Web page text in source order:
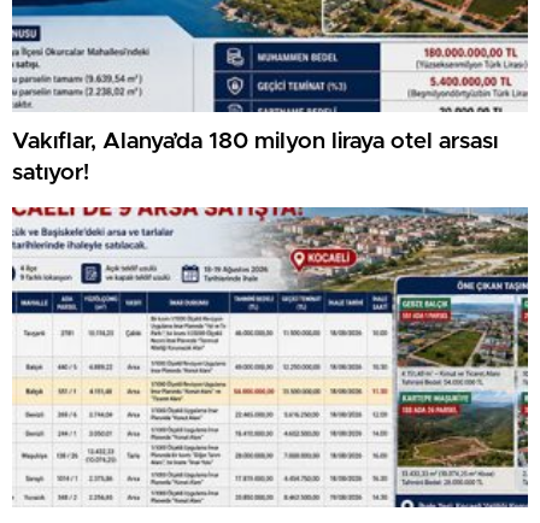
Vakıflar, Alanya’da 180 milyon liraya otel arsası
satıyor!